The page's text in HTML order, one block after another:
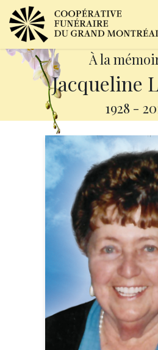
À la
Jacqueline
1928 -